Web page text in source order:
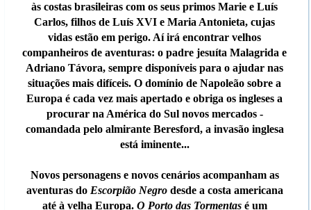
às costas brasileiras com os seus primos Marie e Luís
Carlos, filhos de Luís XVI e Maria Antonieta, cujas
vidas estão em perigo. Aí irá encontrar velhos
companheiros de aventuras: o padre jesuíta Malagrida e
Adriano Távora, sempre disponíveis para o ajudar nas
situações mais difíceis. O domínio de Napoleão sobre a
Europa é cada vez mais apertado e obriga os ingleses a
procurar na América do Sul novos mercados -
comandada pelo almirante Beresford, a invasão inglesa
está iminente...
Novos personagens e novos cenários acompanham as
aventuras doEscorpião Negrodesde a costa americana
até à velha Europa. O Porto das Tormentasé um